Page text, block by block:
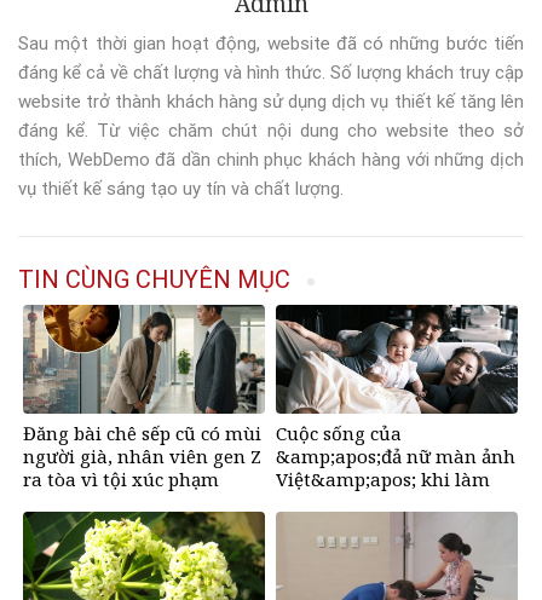
Sau một thời gian hoạt động, website đã có những bước tiến
đáng kể cả về chất lượng và hình thức. Số lượng khách truy cập
website trở thành khách hàng sử dụng dịch vụ thiết kế tăng lên
đáng kể. Từ việc chăm chút nội dung cho website theo sở
thích, WebDemo đã dần chinh phục khách hàng với những dịch
vụ thiết kế sáng tạo uy tín và chất lượng.
TIN CÙNG CHUYÊN MỤC
Đăng bài chê sếp cũ có mùi
người già, nhân viên gen Z
ra tòa vì tội xúc phạm
Cuộc sống của
&amp;apos;đả nữ màn ảnh
Việt&amp;apos; khi làm